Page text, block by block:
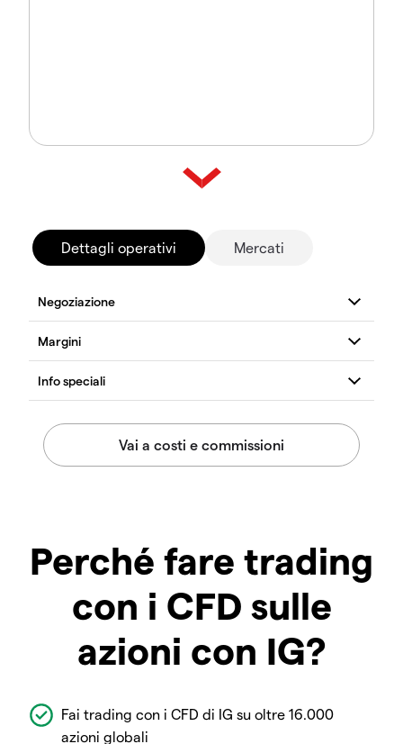
Dettagli operativi Mercati
Perché fare trading
con i CFD sulle
azioni con IG?
Fai trading con i CFD di IG su oltre 16.000
azioni globali